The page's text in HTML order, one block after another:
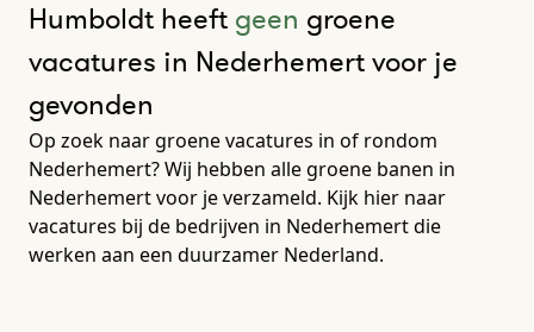
Humboldt heeft geen groene
vacatures in Nederhemert voor je
gevonden
Op zoek naar groene vacatures in of rondom
Nederhemert? Wij hebben alle groene banen in
Nederhemert voor je verzameld. Kijk hier naar
vacatures bij de bedrijven in Nederhemert die
werken aan een duurzamer Nederland.